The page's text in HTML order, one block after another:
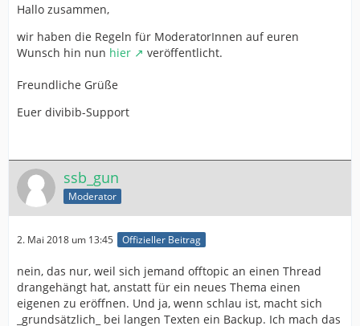
Hallo zusammen,
wir haben die Regeln für ModeratorInnen auf euren
Wunsch hin nun hier veröffentlicht.
Freundliche Grüße
Euer divibib-Support
ssb_gun
Moderator
2. Mai 2018 um 13:45 Offizieller Beitrag
nein, das nur, weil sich jemand offtopic an einen Thread
drangehängt hat, anstatt für ein neues Thema einen
eigenen zu eröffnen. Und ja, wenn schlau ist, macht sich
_grundsätzlich_ bei langen Texten ein Backup. Ich mach das